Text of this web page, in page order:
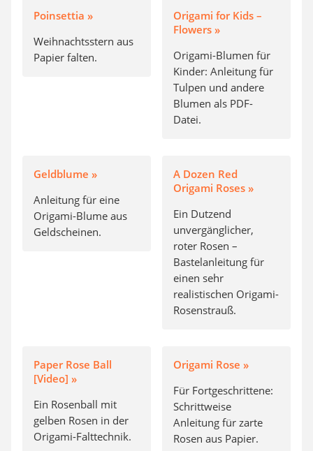
Poinsettia »
Weihnachtsstern aus
Papier falten.
Origami for Kids –
Flowers »
Origami-Blumen für
Kinder: Anleitung für
Tulpen und andere
Blumen als PDF-
Datei.
Geldblume »
Anleitung für eine
Origami-Blume aus
Geldscheinen.
A Dozen Red
Origami Roses »
Ein Dutzend
unvergänglicher,
roter Rosen –
Bastelanleitung für
einen sehr
realistischen Origami-
Rosenstrauß.
Paper Rose Ball
[Video] »
Ein Rosenball mit
gelben Rosen in der
Origami-Falttechnik.
Origami Rose »
Für Fortgeschrittene:
Schrittweise
Anleitung für zarte
Rosen aus Papier.